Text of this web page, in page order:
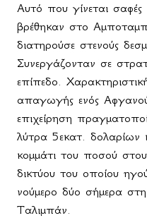
Αυτό που γίνεται
βρέθηκαν στο
διατηρούσε στενούς
Συνεργάζονταν σε
επίπεδο.
απαγωγής ενός
επιχείρηση
λύτρα 5εκατ. δολαρίων
κομμάτι του ποσού
δικτύου του οποίου
νούμερο δύο σήμερα
Ταλιμπάν.